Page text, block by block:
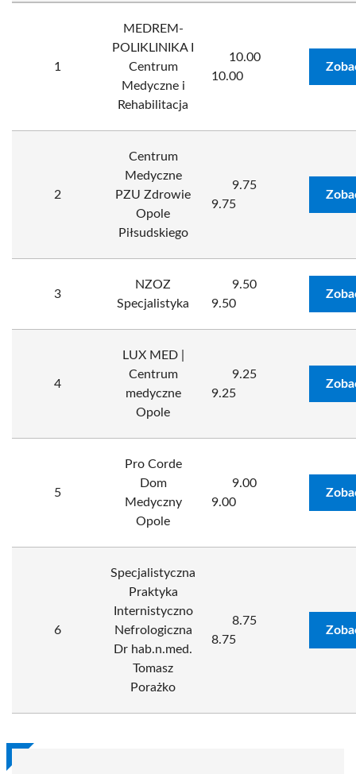
1
MEDREM-
POLIKLINIKA I
Centrum
Medyczne i
Rehabilitacja
10.00
10.00
2
Centrum
Medyczne
PZU Zdrowie
Opole
Piłsudskiego
9.75
9.75
3
NZOZ
Specjalistyka
9.50
9.50
4
LUX MED |
Centrum
medyczne
Opole
9.25
9.25
5
Pro Corde
Dom
Medyczny
Opole
9.00
9.00
6
Specjalistyczna
Praktyka
Internistyczno
Nefrologiczna
Dr hab.n.med.
Tomasz
Porażko
8.75
8.75